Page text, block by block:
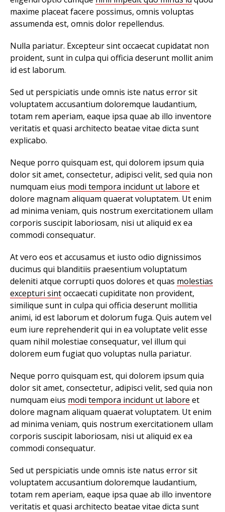
maxime placeat facere possimus, omnis voluptas
assumenda est, omnis dolor repellendus.
Nulla pariatur. Excepteur sint occaecat cupidatat non
proident, sunt in culpa qui officia deserunt mollit anim
id est laborum.
Sed ut perspiciatis unde omnis iste natus error sit
voluptatem accusantium doloremque laudantium,
totam rem aperiam, eaque ipsa quae ab illo inventore
veritatis et quasi architecto beatae vitae dicta sunt
explicabo.
Neque porro quisquam est, qui dolorem ipsum quia
dolor sit amet, consectetur, adipisci velit, sed quia non
numquam eius modi tempora incidunt ut labore et
dolore magnam aliquam quaerat voluptatem. Ut enim
ad minima veniam, quis nostrum exercitationem ullam
corporis suscipit laboriosam, nisi ut aliquid ex ea
commodi consequatur.
At vero eos et accusamus et iusto odio dignissimos
ducimus qui blanditiis praesentium voluptatum
deleniti atque corrupti quos dolores et quas molestias
excepturi sintoccaecati cupiditate non provident,
similique sunt in culpa qui officia deserunt mollitia
animi, id est laborum et dolorum fuga. Quis autem vel
eum iure reprehenderit qui in ea voluptate velit esse
quam nihil molestiae consequatur, vel illum qui
dolorem eum fugiat quo voluptas nulla pariatur.
Neque porro quisquam est, qui dolorem ipsum quia
dolor sit amet, consectetur, adipisci velit, sed quia non
numquam eius modi tempora incidunt ut labore et
dolore magnam aliquam quaerat voluptatem. Ut enim
ad minima veniam, quis nostrum exercitationem ullam
corporis suscipit laboriosam, nisi ut aliquid ex ea
commodi consequatur.
Sed ut perspiciatis unde omnis iste natus error sit
voluptatem accusantium doloremque laudantium,
totam rem aperiam, eaque ipsa quae ab illo inventore
veritatis et quasi architecto beatae vitae dicta sunt